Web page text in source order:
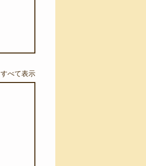
すべて表示